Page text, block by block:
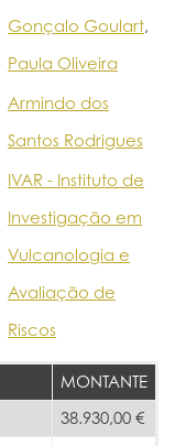
Gonçalo Goulart,
Paula Oliveira
Armindo dos
Santos Rodrigues
IVAR - Instituto de
Investigação em
Vulcanologia e
Avaliação de
Riscos
MONTANTE
38.930,00 €